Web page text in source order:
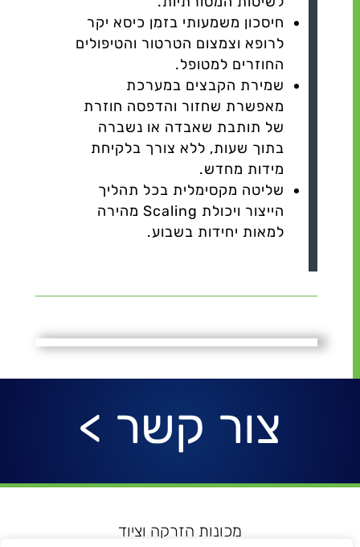
חיסכון משמעותי בזמן כיסא יקר
לרופא וצמצום הטרטור והטיפולים
החוזרים למטופל.
שמירת הקבצים במערכת
מאפשרת שחזור והדפסה חוזרת
של תותבת שאבדה או נשברה
בתוך שעות, ללא צורך בלקיחת
מידות מחדש.
שליטה מקסימלית בכל תהליך
הייצור ויכולת Scaling מהירה
למאות יחידות בשבוע.
צור קשר >
מכונות הזרקה וציוד